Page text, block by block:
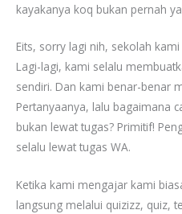
kayakanya koq bukan pernah
Eits, sorry lagi nih, sekolah
Lagi-lagi, kami selalu
sendiri. Dan kami benar-benar
Pertanyaanya, lalu bagaimana
bukan lewat tugas? Primitif!
selalu lewat tugas WA.
Ketika kami mengajar kami
langsung melalui quizizz, quiz,